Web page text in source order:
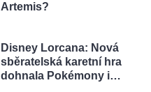
Artemis?
Disney Lorcana: Nová
sběratelská karetní hra
dohnala Pokémony i…